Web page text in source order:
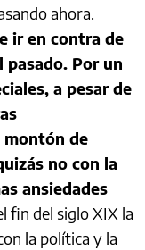
ahora.
ir en contra de
Por un
a pesar de
montón de
no con la
ansiedades
fin del siglo XIX la
la política y la